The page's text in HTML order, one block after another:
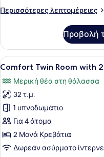
Κρεβάτια,
Θάλασσα
Περισσότερες λεπτομέρειες
Περισσότερες
Δωμάτιο,
Περισσότερα
από
Κρεβάτια,
Θέα
στη
Θάλασσα
Προβολή
Προβολή
όλων
των
φωτογραφιών
για
Comfort
Twin
Room
7
Comfort Twin Room with
Μερική θέα στη θάλασσα
32 τ.μ.
1 υπνοδωμάτιο
Για 4 άτομα
2 Μονά Κρεβάτια
Δωρεάν ασύρματο